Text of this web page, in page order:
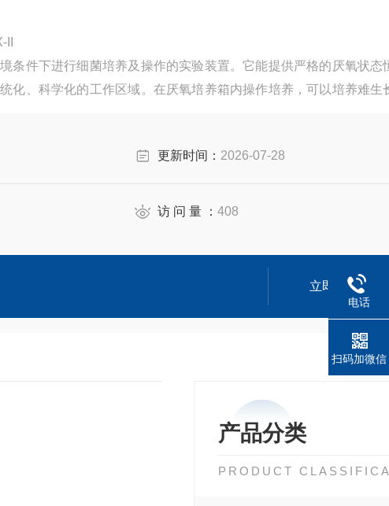
II
条件下进行细菌培养及操作的实验装置。它能提供严格的厌氧状态
化、科学化的工作区域。在厌氧培养箱内操作培养，可以培养难生
更新时间： 2026-07-28
访 问 量 ：408
立即咨询
产品分类
PRODUCT
电话
扫码加微信